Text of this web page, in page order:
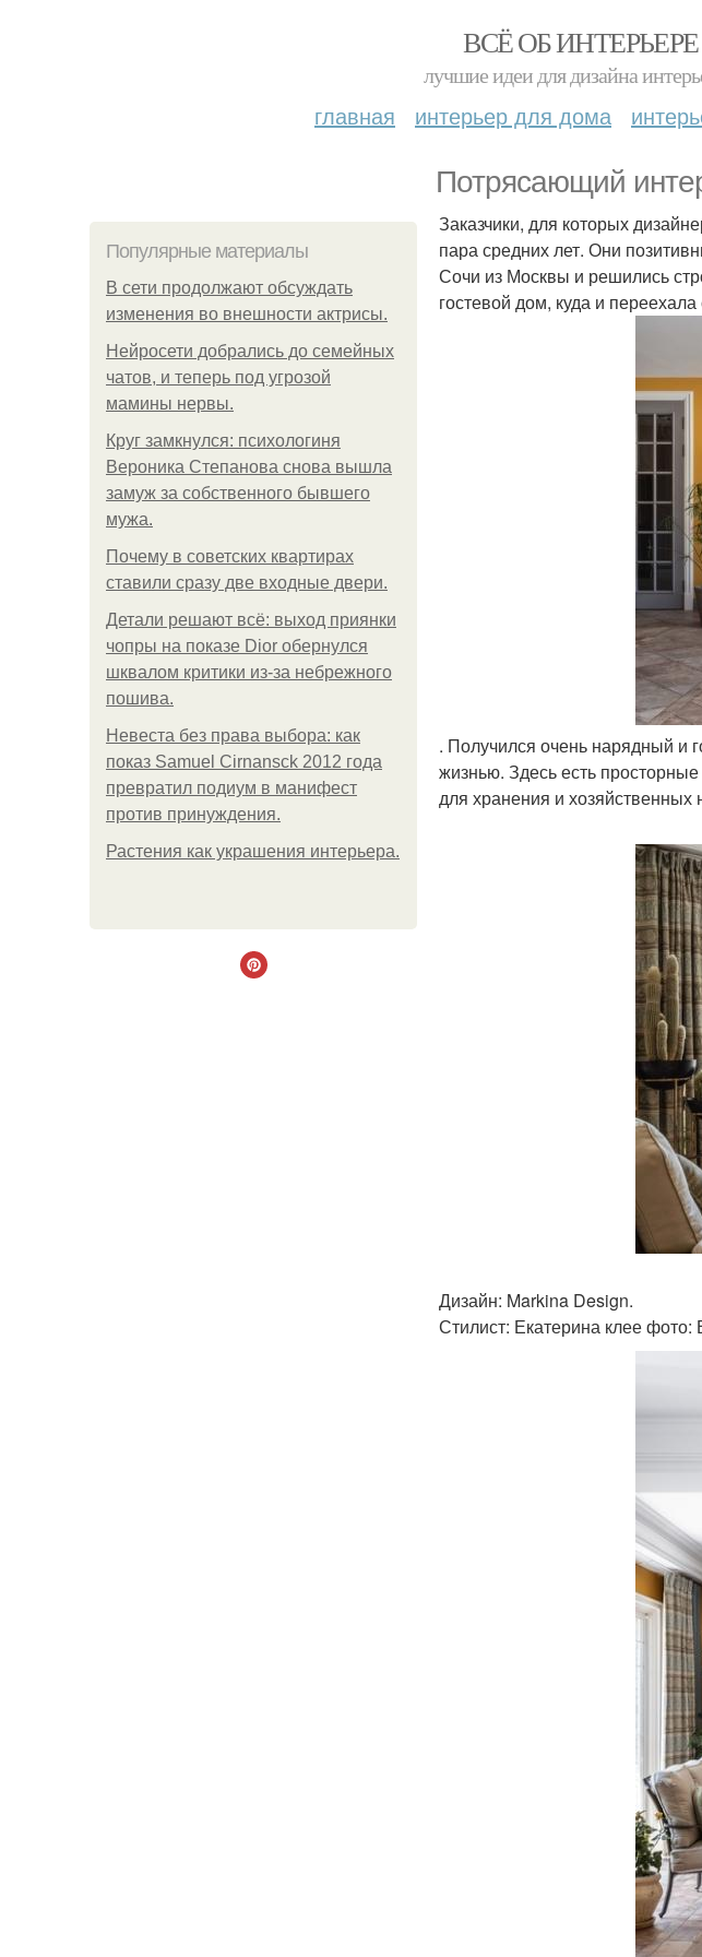
ВСЁ ОБ
лучшие идеи для дизайна
главная интерьер для дома
Потрясающий
Популярные материалы
В сети продолжают обсуждать
изменения во внешности актрисы.
Нейросети добрались до семейных
чатов, и теперь под угрозой
мамины нервы.
Круг замкнулся: психологиня
Вероника Степанова снова вышла
замуж за собственного бывшего
мужа.
Почему в советских квартирах
ставили сразу две входные двери.
Детали решают всё: выход приянки
чопры на показе Dior обернулся
шквалом критики из-за небрежного
пошива.
Невеста без права выбора: как
показ Samuel Cirnansck 2012 года
превратил подиум в манифест
против принуждения.
Растения как украшения интерьера.
Заказчики, для которых
пара средних лет. Они
Сочи из Москвы и решились
гостевой дом, куда и
. Получился очень нарядный и
жизнью. Здесь есть
для хранения и хозяйственных
Дизайн: Markina Design.
Стилист: Екатерина клее фото: